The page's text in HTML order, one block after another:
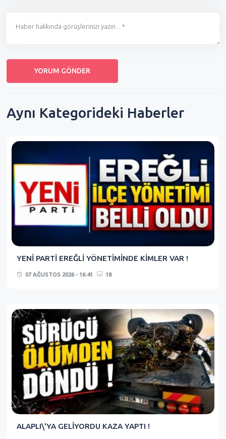
Aynı Kategorideki Haberler
YENİ PARTİ EREĞLİ YÖNETİMİNDE KİMLER VAR !
07 AĞUSTOS 2026 - 16:41 18
ALAPLI\'YA GELİYORDU KAZA YAPTI !